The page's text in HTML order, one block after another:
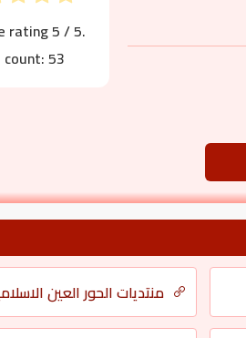
rating5/ 5.
count:53
منتديات الحور العين